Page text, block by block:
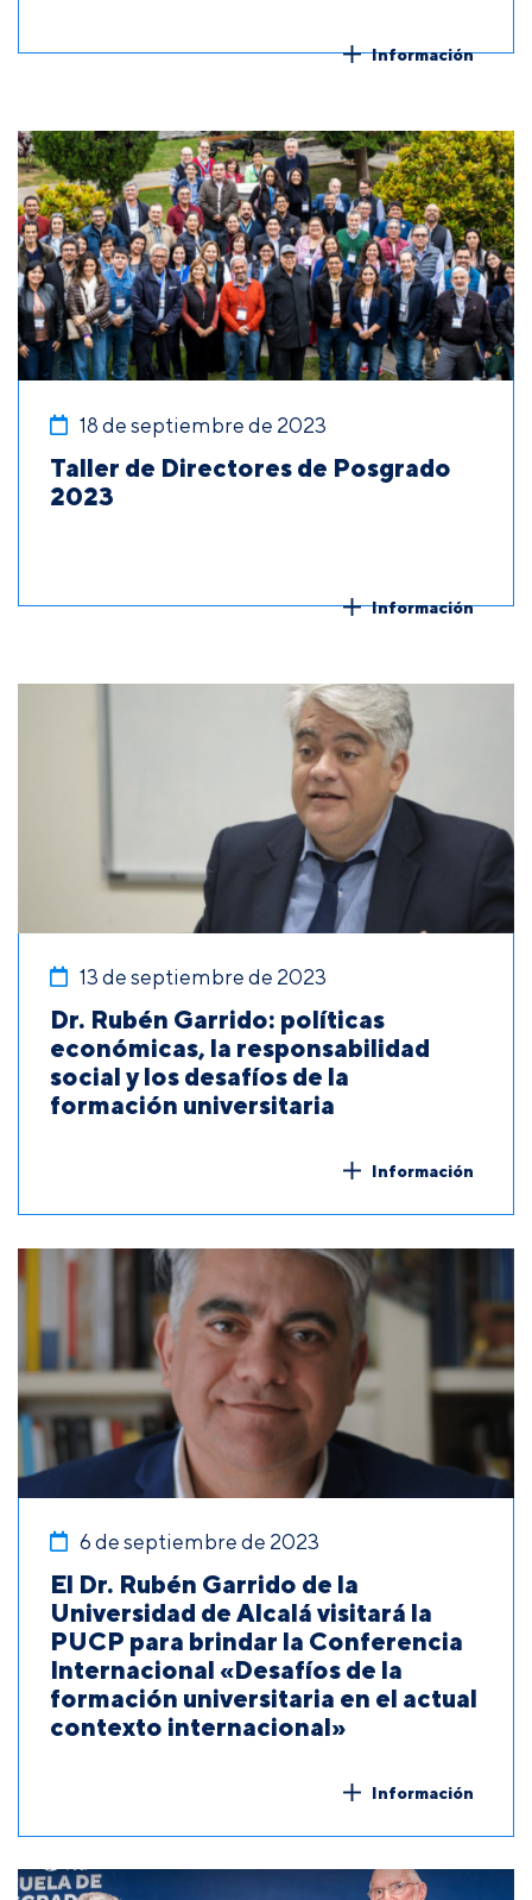
Información
18 de septiembre de 2023
Taller de Directores de Posgrado
2023
Información
13 de septiembre de 2023
Dr. Rubén Garrido: políticas
económicas, la responsabilidad
social y los desafíos de la
formación universitaria
Información
6 de septiembre de 2023
El Dr. Rubén Garrido de la
Universidad de Alcalá visitará la
PUCP para brindar la Conferencia
Internacional «Desafíos de la
formación universitaria en el actual
contexto internacional»
Información